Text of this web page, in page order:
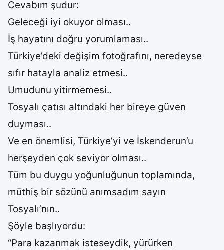
Cevabım şudur:
Geleceği iyi okuyor olması..
İş hayatını doğru yorumlaması..
Türkiye’deki değişim fotoğrafını, neredeyse
sıfır hatayla analiz etmesi..
Umudunu yitirmemesi..
Tosyalı çatısı altındaki her bireye güven
duyması..
Ve en önemlisi, Türkiye’yi ve İskenderun’u
herşeyden çok seviyor olması..
Tüm bu duygu yoğunluğunun toplamında,
müthiş bir sözünü anımsadım sayın
Tosyalı’nın..
Şöyle başlıyordu:
“Para kazanmak isteseydik, yürürken